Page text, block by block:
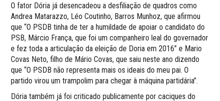
O fator Dória já desencadeou a desfiliação de quadros como
Andrea Matarazzo, Léo Coutinho, Barros Munhoz, que afirmou
que “O PSDB tinha de ter a humildade de apoiar o candidato do
PSB, Márcio França, que foi um companheiro leal do governador
e fez toda a articulação da eleição de Doria em 2016” e Mario
Covas Neto, filho de Mário Covas, que saiu neste ano dizendo
que “O PSDB não representa mais os ideais do meu pai. O
partido virou um trampolim para chegar à máquina partidária”.
Dória também já foi criticado publicamente por caciques do